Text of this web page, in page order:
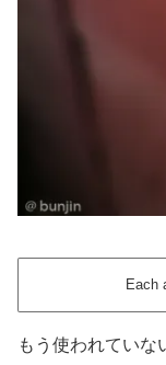
Each
もう使われていな